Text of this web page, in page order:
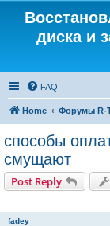
диска и
FAQ
Home Форумы R-
способы
смущают
Post Reply
fadey